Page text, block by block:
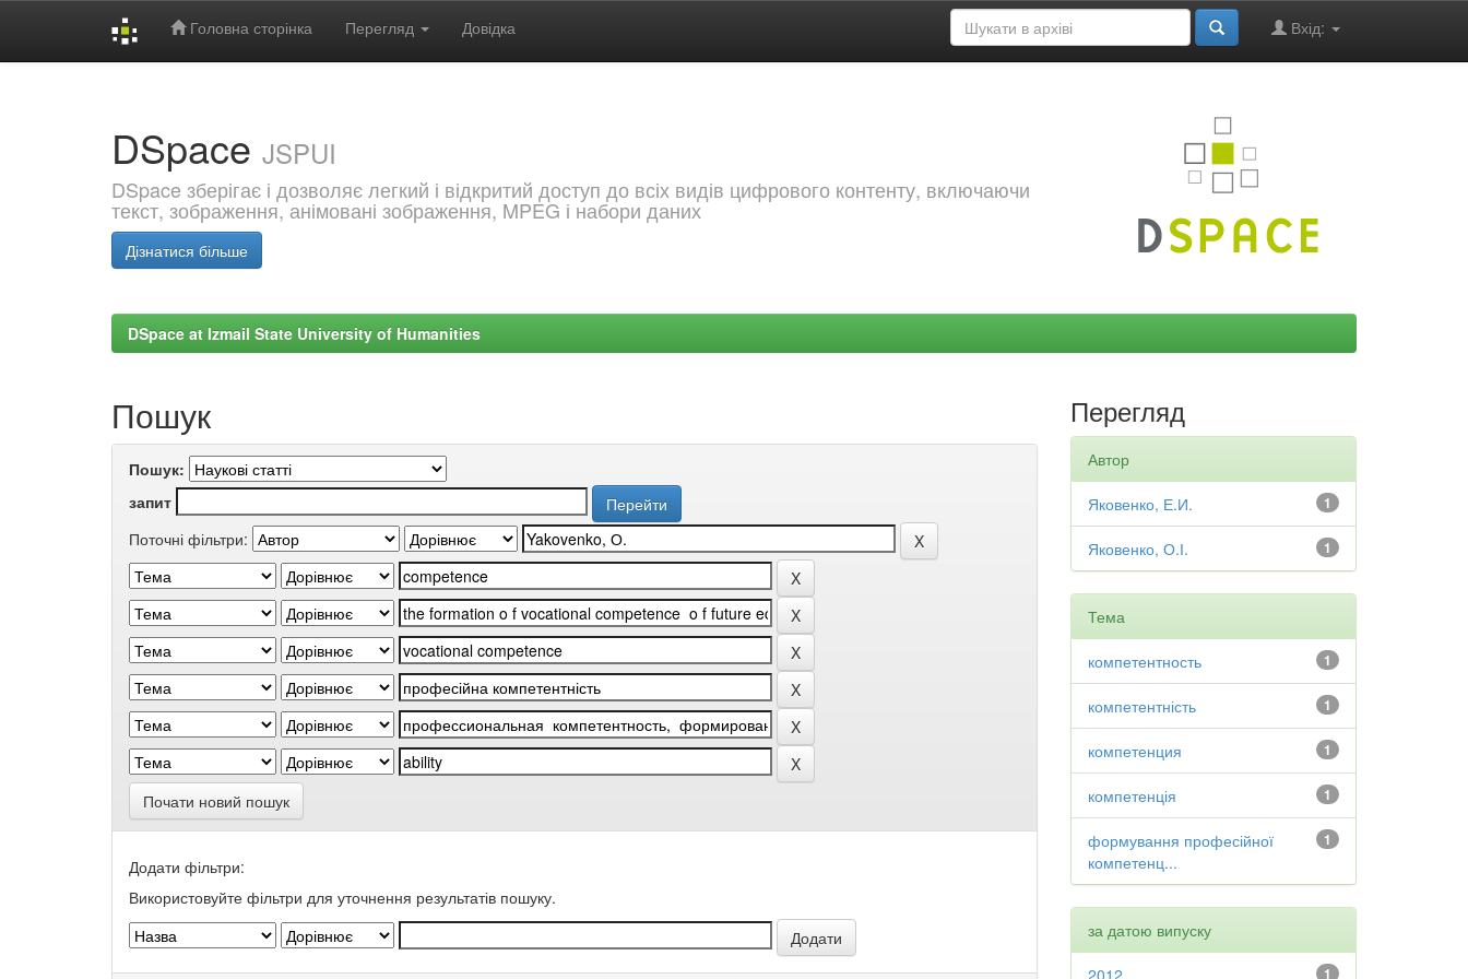
Головна сторінка Перегляд Довідка Вхід:
DSpace JSPUI
DSpace зберігає і дозволяє легкий і відкритий доступ до всіх видів цифрового контенту, включаючи
текст, зображення, анімовані зображення, MPEG і набори даних
Дізнатися більше
DSpace at Izmail State University of Humanities
Пошук
Пошук:
запит
Поточні фільтри:
Почати новий пошук
Додати фільтри:
Використовуйте фільтри для уточнення результатів пошуку.
Перегляд
Автор
1
Яковенко, Е.И.
1
Яковенко, О.І.
Тема
1
компетентность
1
компетентність
1
компетенция
1
компетенція
1
формування професійної
компетенц...
за датою випуску
1
2012